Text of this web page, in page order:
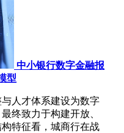
中小银行数字金融报
型
人才体系建设为数字
终致力于构建开放、
特征看，城商行在战